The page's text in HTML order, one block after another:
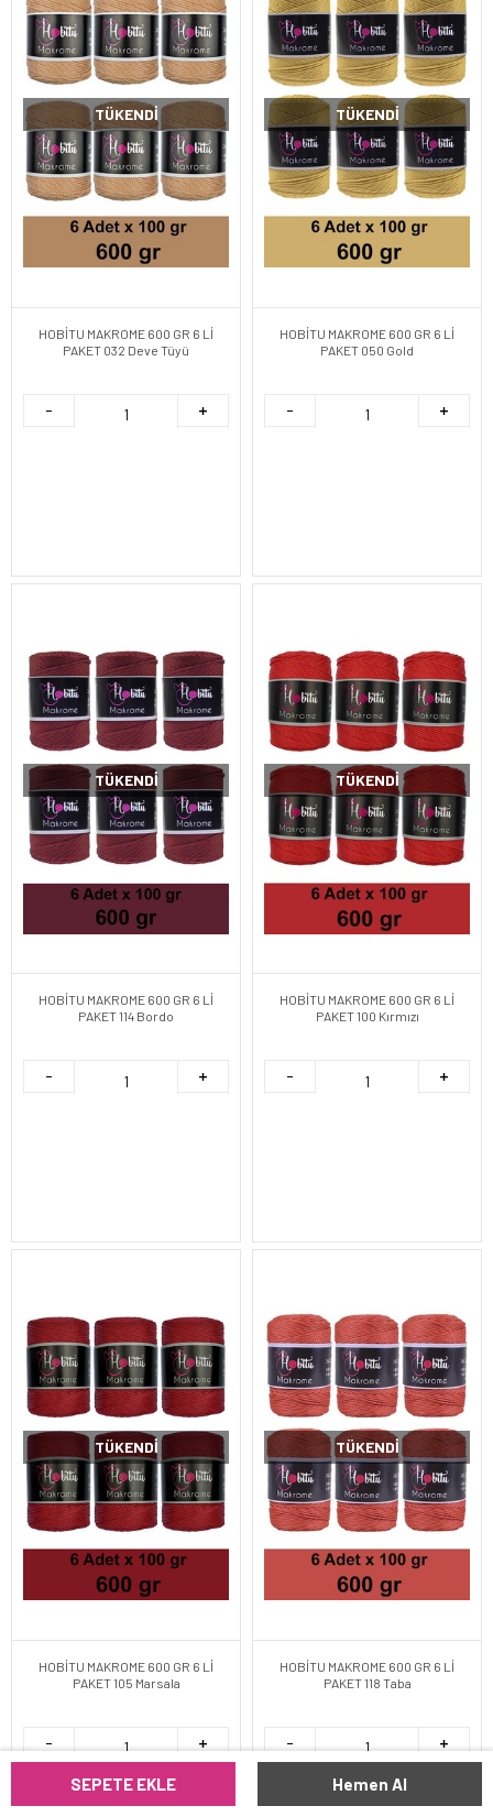
SEPETE EKLE Hemen Al
TÜKENDI
HOBİTU MAKROME 600 GR 6 Lİ
PAKET 032 Deve Tüyü
TÜKENDI
HOBİTU MAKROME 600 GR 6 Lİ
PAKET 050 Gold
TÜKENDI
HOBİTU MAKROME 600 GR 6 Lİ
PAKET 114 Bordo
TÜKENDI
HOBİTU MAKROME 600 GR 6 Lİ
PAKET 100 Kırmızı
TÜKENDI
HOBİTU MAKROME 600 GR 6 Lİ
PAKET 105 Marsala
TÜKENDI
HOBİTU MAKROME 600 GR 6 Lİ
PAKET 118 Taba